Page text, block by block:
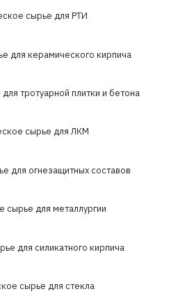
сырье для РТИ
для керамического кирпича
тротуарной плитки и бетона
сырье для ЛКМ
для огнезащитных составов
сырье для металлургии
для силикатного кирпича
сырье для стекла